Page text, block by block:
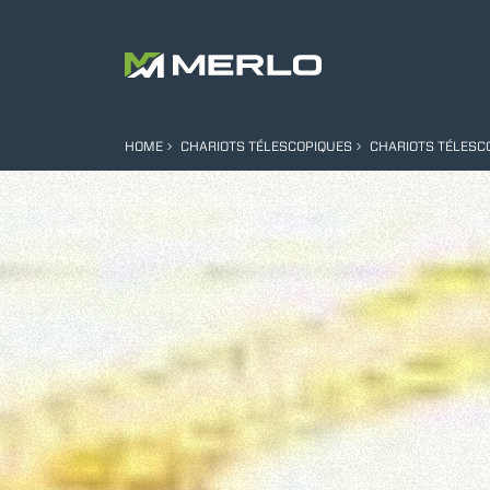
HOME CHARIOTS TÉLESCOPIQUES CHARIOTS